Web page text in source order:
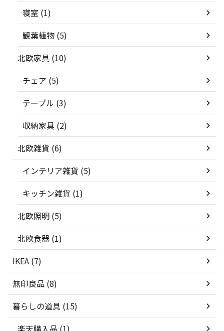
寝室 (1)
観葉植物 (5)
北欧家具 (10)
チェア (5)
テーブル (3)
収納家具 (2)
北欧雑貨 (6)
インテリア雑貨 (5)
キッチン雑貨 (1)
北欧照明 (5)
北欧食器 (1)
IKEA (7)
無印良品 (8)
暮らしの道具 (15)
楽天購入品 (1)